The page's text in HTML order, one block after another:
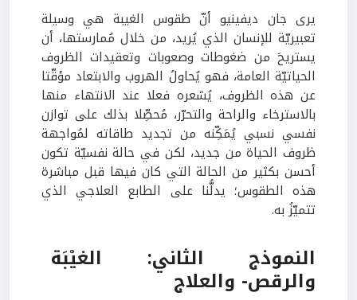
يرى جان ديفينيو أنّ طقوس الغيبة هي وسيلة
تعبيريّة للإنسان الذي يُريد، من خلال مُمارستها، أن
يستريحَ من ضغوطات وصعوبات وتعقيدات الظروف
الحياتيّة العامة، فهو يُحاولُ الهروب والابتعاد مؤقّتا
عن هذه الظروف، يُشعره فعلا عند الانتهاء منها
بالاسترخاء والراحة والتحرّر، مُحصِّلا بذلك على توازن
نفسي نسبي يُمَكِّنه من تجديد طاقاته لمُواجهة
ظروف الحياة من جديد، لكن في حالة نفسيّة تكون
أحسن بكثير من الحالة التي كان فيها قبل مباشرة
هذه الطقوس؛ يدلُّنا على الطابع العلاجي الذي
تتميّزُ به.
النموذج الثاني: الغيْبَة
والرقص- والعلاج